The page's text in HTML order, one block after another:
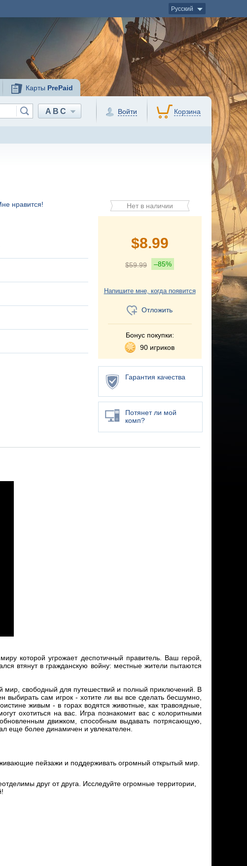
Русский
Карты PrePaid
ABC Войти Корзина
нравится! Нет в наличии
$8.99
$59.99 –85%
Напишите мне, когда появится
Отложить
Бонус покупки:
90 игриков
Гарантия качества
Потянет ли мой
комп?
которой угрожает деспотичный правитель. Ваш герой,
втянут в гражданскую войну: местные жители пытаются
мир, свободный для путешествий и полный приключений. В
выбирать сам игрок - хотите ли вы все сделать бесшумно,
живым - в горах водятся животные, как травоядные,
охотиться на вас. Игра познакомит вас с колоритными
движком, способным выдавать потрясающую,
еще более динамичен и увлекателен.
пейзажи и поддерживать огромный открытый мир.
друг от друга. Исследуйте огромные территории,